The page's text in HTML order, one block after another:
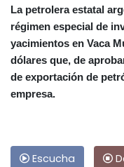
La petrolera estatal
régimen especial de
yacimientos en Vaca
dólares que, de
de exportación de
empresa.
Escucha